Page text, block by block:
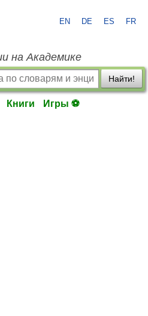
EN DE ES FR
на Академике
Найти!
Книги Игры ⚽